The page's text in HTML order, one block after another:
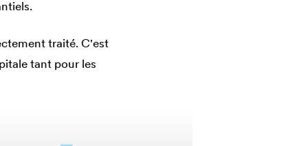
traité. C'est
tant pour les